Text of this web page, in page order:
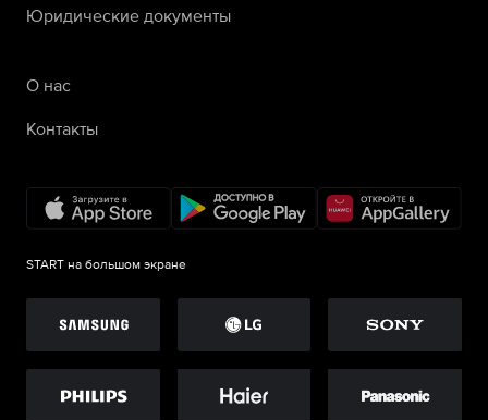
Юридические документы
О нас
Контакты
START на большом экране